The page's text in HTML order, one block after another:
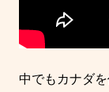
中でもカナダ